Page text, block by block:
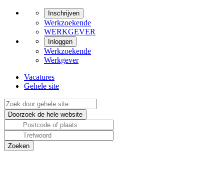
Inschrijven
Werkzoekende
WERKGEVER
Inloggen
Werkzoekende
Werkgever
Vacatures
Gehele site